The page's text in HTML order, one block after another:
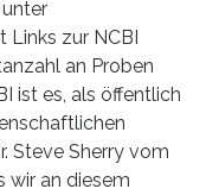
Links zur NCBI
an Proben
ist es, als öffentlich
Steve Sherry vom
wir an diesem